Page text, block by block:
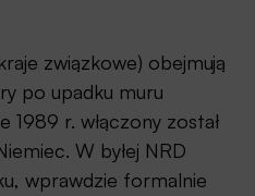
związkowe) obejmują
po upadku muru
1989 r. włączony został
W byłej NRD
wprawdzie formalnie